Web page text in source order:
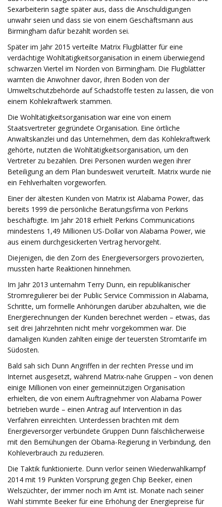
Sexarbeiterin sagte später aus, dass die Anschuldigungen
unwahr seien und dass sie von einem Geschäftsmann aus
Birmingham dafür bezahlt worden sei.
Später im Jahr 2015 verteilte Matrix Flugblätter für eine
verdächtige Wohltätigkeitsorganisation in einem überwiegend
schwarzen Viertel im Norden von Birmingham. Die Flugblätter
warnten die Anwohner davor, ihren Boden von der
Umweltschutzbehörde auf Schadstoffe testen zu lassen, die von
einem Kohlekraftwerk stammen.
Die Wohltätigkeitsorganisation war eine von einem
Staatsvertreter gegründete Organisation. Eine örtliche
Anwaltskanzlei und das Unternehmen, dem das Kohlekraftwerk
gehörte, nutzten die Wohltätigkeitsorganisation, um den
Vertreter zu bezahlen. Drei Personen wurden wegen ihrer
Beteiligung an dem Plan bundesweit verurteilt. Matrix wurde nie
ein Fehlverhalten vorgeworfen.
Einer der ältesten Kunden von Matrix ist Alabama Power, das
bereits 1999 die persönliche Beratungsfirma von Perkins
beschäftigte. Im Jahr 2018 erhielt Perkins Communications
mindestens 1,49 Millionen US-Dollar von Alabama Power, wie
aus einem durchgesickerten Vertrag hervorgeht.
Diejenigen, die den Zorn des Energieversorgers provozierten,
mussten harte Reaktionen hinnehmen.
Im Jahr 2013 unternahm Terry Dunn, ein republikanischer
Stromregulierer bei der Public Service Commission in Alabama,
Schritte, um formelle Anhörungen darüber abzuhalten, wie die
Energierechnungen der Kunden berechnet werden – etwas, das
seit drei Jahrzehnten nicht mehr vorgekommen war. Die
damaligen Kunden zahlten einige der teuersten Stromtarife im
Südosten.
Bald sah sich Dunn Angriffen in der rechten Presse und im
Internet ausgesetzt, während Matrix-nahe Gruppen – von denen
einige Millionen von einer gemeinnützigen Organisation
erhielten, die von einem Auftragnehmer von Alabama Power
betrieben wurde – einen Antrag auf Intervention in das
Verfahren einreichten. Unterdessen brachten mit dem
Energieversorger verbündete Gruppen Dunn fälschlicherweise
mit den Bemühungen der Obama-Regierung in Verbindung, den
Kohleverbrauch zu reduzieren.
Die Taktik funktionierte. Dunn verlor seinen Wiederwahlkampf
2014 mit 19 Punkten Vorsprung gegen Chip Beeker, einen
Welszüchter, der immer noch im Amt ist. Monate nach seiner
Wahl stimmte Beeker für eine Erhöhung der Energiepreise für